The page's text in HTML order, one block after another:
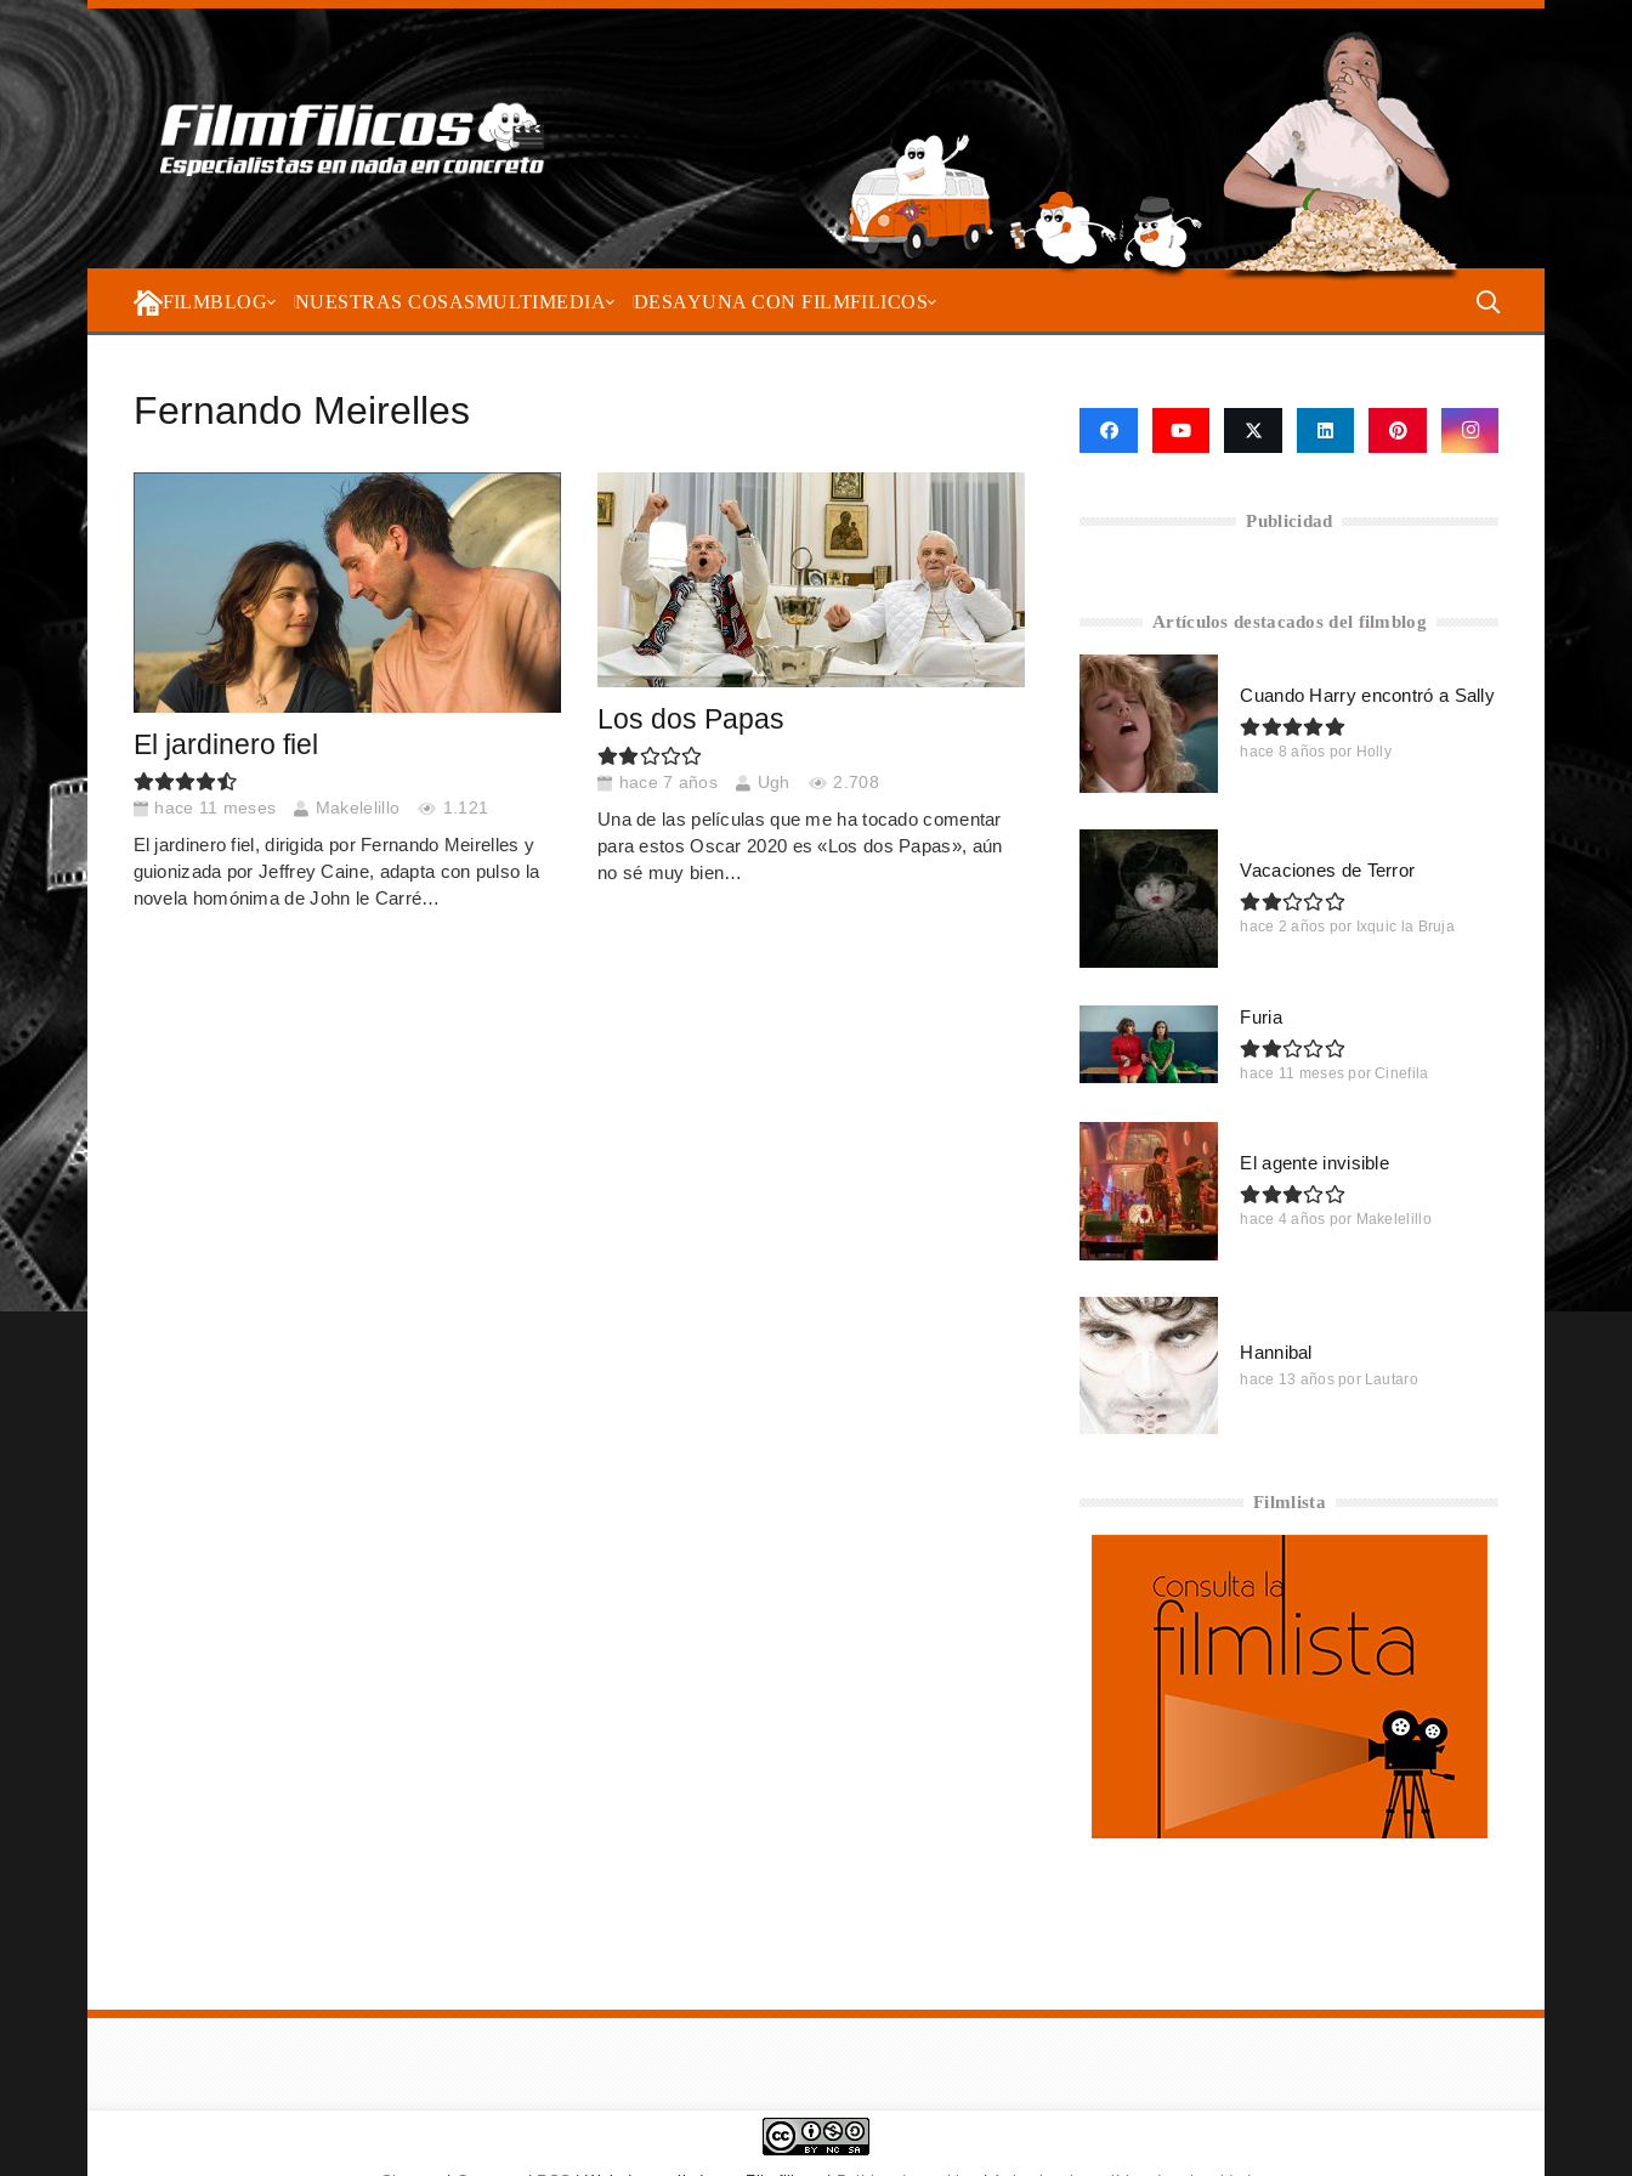
FILMBLOG NUESTRAS COSASMULTIMEDIA DESAYUNA CON FILMFILICOS
Fernando Meirelles
El jardinero fiel
hace 11 meses Makelelillo 1.121
El jardinero fiel, dirigida por Fernando Meirelles y
guionizada por Jeffrey Caine, adapta con pulso la
novela homónima de John le Carré…
Los dos Papas
hace 7 años Ugh 2.708
Una de las películas que me ha tocado comentar
para estos Oscar 2020 es «Los dos Papas», aún
no sé muy bien…
Publicidad
Artículos destacados del filmblog
Cuando Harry encontró a Sally
hace 8 años por Holly
Vacaciones de Terror
hace 2 años por Ixquic la Bruja
Furia
hace 11 meses por Cinefila
El agente invisible
hace 4 años por Makelelillo
Hannibal
hace 13 años por Lautaro
Filmlista